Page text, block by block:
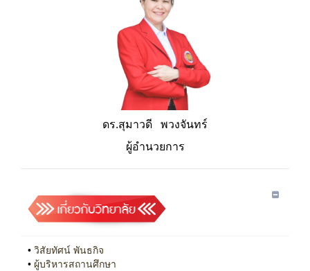
ดร.สุมาวดี พวงจันทร์
ผู้อำนวยการ
• วิสัยทัศน์ พันธกิจ
• ผู้บริหารสถานศึกษา